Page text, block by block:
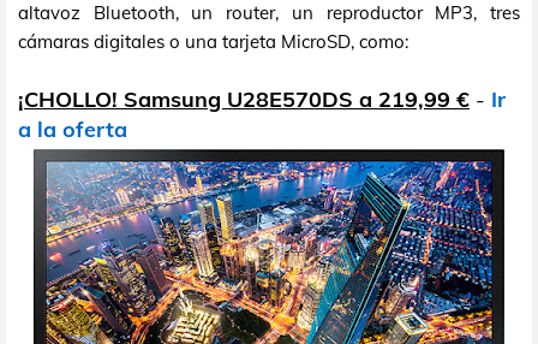
altavoz Bluetooth, un router, un reproductor MP3, tres
cámaras digitales o una tarjeta MicroSD, como:
¡CHOLLO! Samsung U28E570DS a 219,99 € - Ir
a la oferta